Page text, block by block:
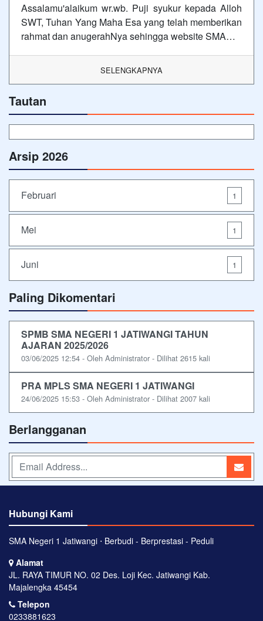
Assalamu'alaikum wr.wb. Puji syukur kepada Alloh
SWT, Tuhan Yang Maha Esa yang telah memberikan
rahmat dan anugerahNya sehingga website SMA…
SELENGKAPNYA
Tautan
Arsip 2026
Februari 1
Mei 1
Juni 1
Paling Dikomentari
SPMB SMA NEGERI 1 JATIWANGI TAHUN
AJARAN 2025/2026
03/06/2025 12:54 - Oleh Administrator - Dilihat 2615 kali
PRA MPLS SMA NEGERI 1 JATIWANGI
24/06/2025 15:53 - Oleh Administrator - Dilihat 2007 kali
Berlangganan
Hubungi Kami
SMA Negeri 1 Jatiwangi ⋅ Berbudi - Berprestasi - Peduli
Alamat
JL. RAYA TIMUR NO. 02 Des. Loji Kec. Jatiwangi Kab.
Majalengka 45454
Telepon
0233881623